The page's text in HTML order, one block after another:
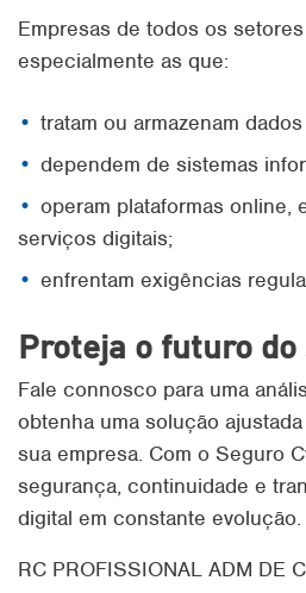
Empresas de todos os
especialmente as que:
tratam ou armazenam
dependem de sistemas
operam plataformas online,
serviços digitais;
enfrentam exigências
Proteja o futuro do
Fale connosco para uma
obtenha uma solução
sua empresa. Com o Seguro
segurança, continuidade e
digital em constante evolução.
RC PROFISSIONAL ADM DE